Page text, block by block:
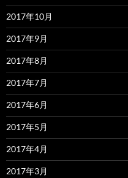
2017年10月
2017年9月
2017年8月
2017年7月
2017年6月
2017年5月
2017年4月
2017年3月